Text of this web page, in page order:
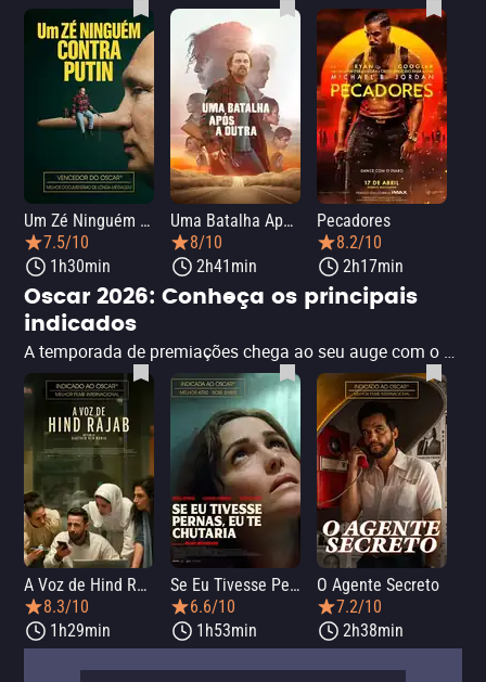
Um Zé Ninguém contra Putin
7.5/10
1h30min
Uma Batalha Após a Outra
8/10
2h41min
Pecadores
8.2/10
2h17min
Oscar 2026: Conheça os principais
indicados
A temporada de premiações chega ao seu auge com o anúncio dos filmes indicados ao Oscar 2026. A lista reúne produções aguardadas, surpresas e performances que dominaram as conversas ao longo do ano, refletindo a diversidade e a força do cinema mundial. A seguir, confira quais são os principais filmes da disputa e onde assistir às produções que despontam como favoritas à cobiçada estatueta do Oscar.
A Voz de Hind Rajab
8.3/10
1h29min
Se Eu Tivesse Pernas, Eu Te Chutaria
6.6/10
1h53min
O Agente Secreto
7.2/10
2h38min